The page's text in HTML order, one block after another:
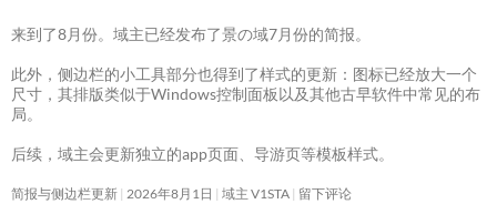
来到了8月份。域主已经发布了景の域7月份的简报。
此外，侧边栏的小工具部分也得到了样式的更新：图标已经放大一个
尺寸，其排版类似于Windows控制面板以及其他古早软件中常见的布
局。
后续，域主会更新独立的app页面、导游页等模板样式。
简报与侧边栏更新 2026年8月1日 域主 V1STA 留下评论